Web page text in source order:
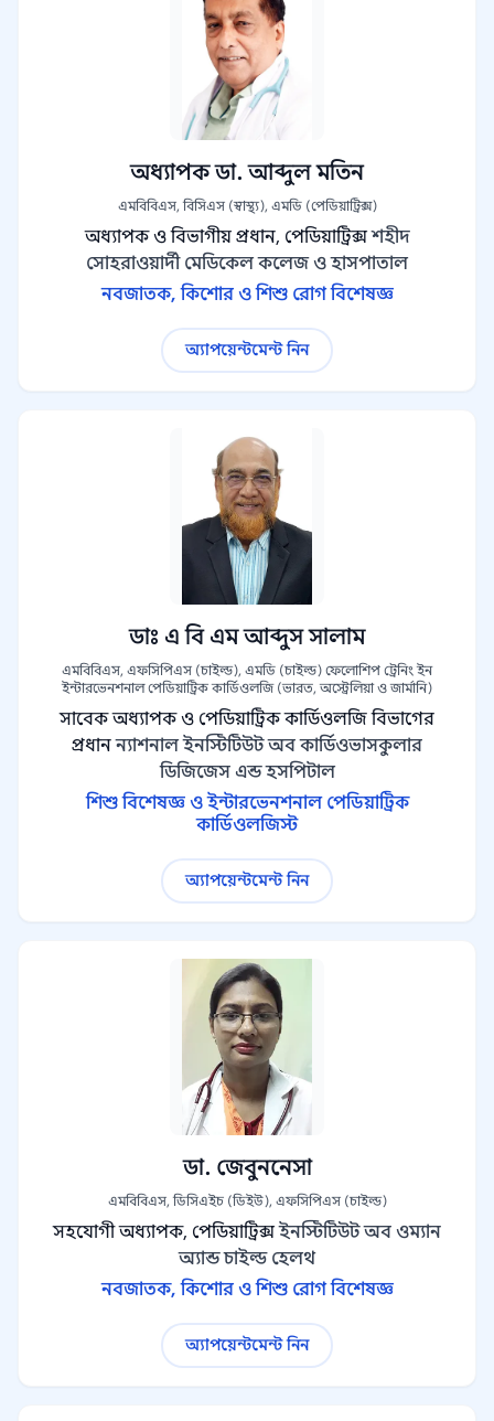
অধ্যাপক ডা. আব্দুল মতিন
এমবিবিএস, বিসিএস (স্বাস্থ্য), এমডি (পেডিয়াট্রিক্স)
অধ্যাপক ও বিভাগীয় প্রধান, পেডিয়াট্রিক্স শহীদ
সোহরাওয়ার্দী মেডিকেল কলেজ ও হাসপাতাল
নবজাতক, কিশোর ও শিশু রোগ বিশেষজ্ঞ
অ্যাপয়েন্টমেন্ট নিন
ডাঃ এ বি এম আব্দুস সালাম
এমবিবিএস, এফসিপিএস (চাইল্ড), এমডি (চাইল্ড) ফেলোশিপ ট্রেনিং ইন
ইন্টারভেনশনাল পেডিয়াট্রিক কার্ডিওলজি (ভারত, অস্ট্রেলিয়া ও জার্মানি)
সাবেক অধ্যাপক ও পেডিয়াট্রিক কার্ডিওলজি বিভাগের
প্রধান ন্যাশনাল ইনস্টিটিউট অব কার্ডিওভাসকুলার
ডিজিজেস এন্ড হসপিটাল
শিশু বিশেষজ্ঞ ও ইন্টারভেনশনাল পেডিয়াট্রিক
কার্ডিওলজিস্ট
অ্যাপয়েন্টমেন্ট নিন
ডা. জেবুননেসা
এমবিবিএস, ডিসিএইচ (ডিইউ), এফসিপিএস (চাইল্ড)
সহযোগী অধ্যাপক, পেডিয়াট্রিক্স ইনস্টিটিউট অব ওম্যান
অ্যান্ড চাইল্ড হেলথ
নবজাতক, কিশোর ও শিশু রোগ বিশেষজ্ঞ
অ্যাপয়েন্টমেন্ট নিন